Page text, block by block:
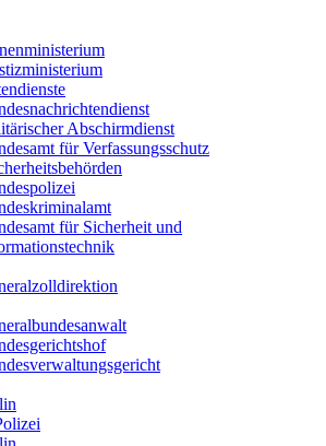
Abschirmdienst
für Verfassungsschutz
für Sicherheit und